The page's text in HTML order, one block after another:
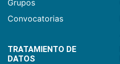
Grupos
Convocatorias
TRATAMIENTO DE
DATOS